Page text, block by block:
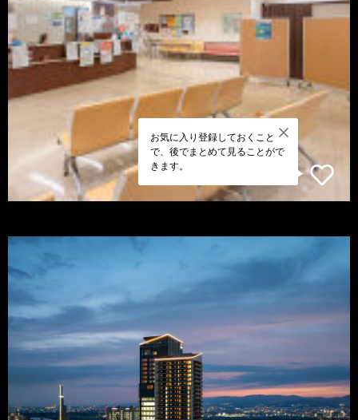
お気に入り登録しておくこと
で、後でまとめて見ることがで
きます。